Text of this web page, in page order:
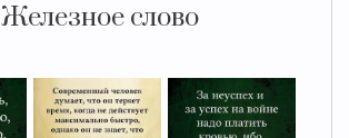
Железное слово